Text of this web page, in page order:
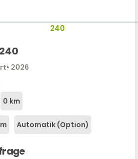
• 2026
0 km
Automatik (Option)